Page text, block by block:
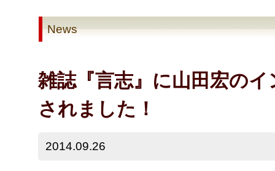
News
雑誌『言志』に山田宏の
されました！
2014.09.26